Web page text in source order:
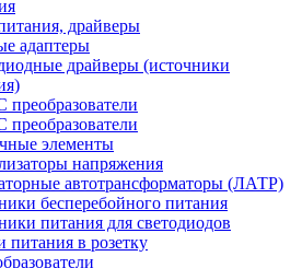
драйверы
адаптеры
драйверы (источники
преобразователи
преобразователи
элементы
напряжения
автотрансформаторы (ЛАТР)
бесперебойного питания
питания для светодиодов
питания в розетку